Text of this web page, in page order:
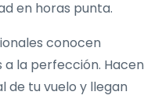
en horas punta.
conocen
a la perfección. Hacen
de tu vuelo y llegan